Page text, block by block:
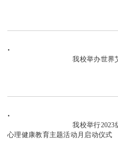
                               我校举办世界艾滋病日主题宣传教育活动
                               我校举行2023级心理委员岗前培训暨11·25
心理健康教育主题活动月启动仪式